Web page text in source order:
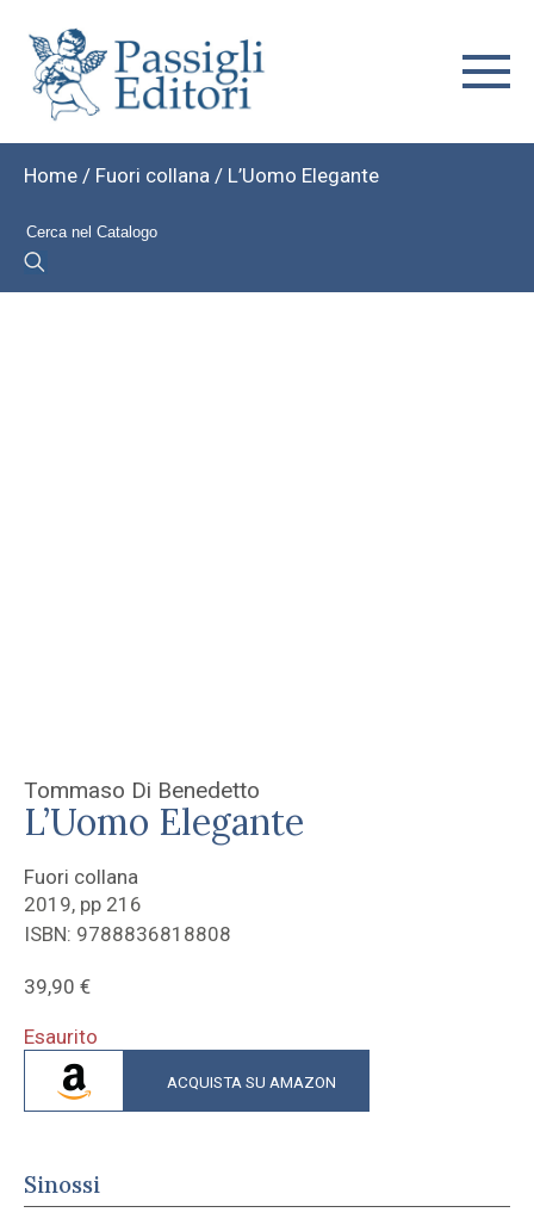
Home / Fuori collana / L’Uomo Elegante
Tommaso Di Benedetto
L’Uomo Elegante
Fuori collana
2019, pp 216
ISBN: 9788836818808
39,90 €
Esaurito
ACQUISTA SU AMAZON
Sinossi